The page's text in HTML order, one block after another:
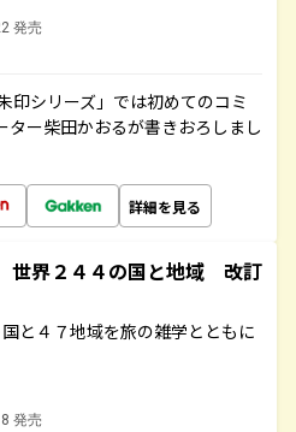
発売
印シリーズ」では初めてのコミ
ター柴田かおるが書きおろしまし
詳細を見る
界２４４の国と地域 改訂
と４７地域を旅の雑学とともに
発売